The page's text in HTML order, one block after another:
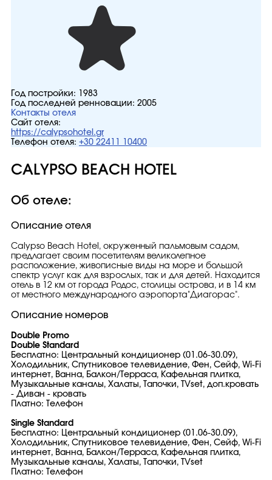
Год постройки:
1983
Год последней ренновации: 2005
Контакты отеля
Сайт отеля:
https://calypsohotel.gr
Телефон отеля: +30 22411 10400
CALYPSO BEACH HOTEL
Об отеле:
Описание отеля
Calypso Beach Hotel, окруженный пальмовым садом,
предлагает своим посетителям великолепное
расположение, живописные виды на море и большой
спектр услуг как для взрослых, так и для детей. Находится
отель в 12 км от города Родос, столицы острова, и в 14 км
от местного международного аэропорта"Диагорас".
Описание номеров
Double Promo
Double Standard
Бесплатно: Центральный кондиционер (01.06-30.09),
Холодильник, Спутниковое телевидение, Фен, Сейф, Wi-Fi
интернет, Ванна, Балкон/Терраса, Кафельная плитка,
Музыкальные каналы, Халаты, Тапочки, TVset, доп.кровать
- Диван - кровать
Платно: Телефон
Single Standard
Бесплатно: Центральный кондиционер (01.06-30.09),
Холодильник, Спутниковое телевидение, Фен, Сейф, Wi-Fi
интернет, Ванна, Балкон/Терраса, Кафельная плитка,
Музыкальные каналы, Халаты, Тапочки, TVset
Платно: Телефон